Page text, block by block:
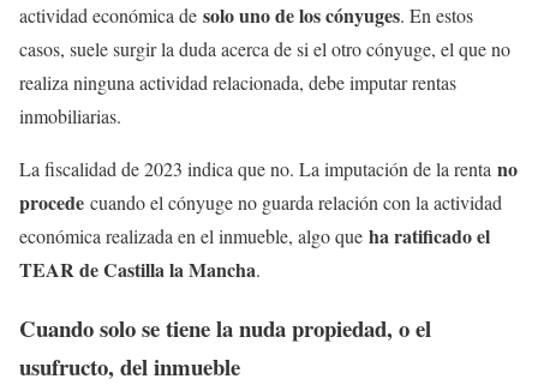
actividad económica de solo uno de los cónyuges. En estos
casos, suele surgir la duda acerca de si el otro cónyuge, el que no
realiza ninguna actividad relacionada, debe imputar rentas
inmobiliarias.
La fiscalidad de 2023 indica que no. La imputación de la renta no
procede cuando el cónyuge no guarda relación con la actividad
económica realizada en el inmueble, algo que ha ratificado el
TEAR de Castilla la Mancha.
Cuando solo se tiene la nuda propiedad, o el
usufructo, del inmueble